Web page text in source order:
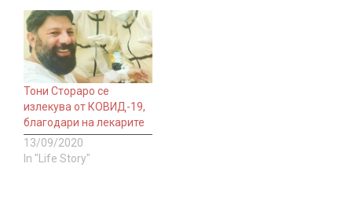
Тони Стораро се
излекува от КОВИД-19,
благодари на лекарите
13/09/2020
In "Life Story"